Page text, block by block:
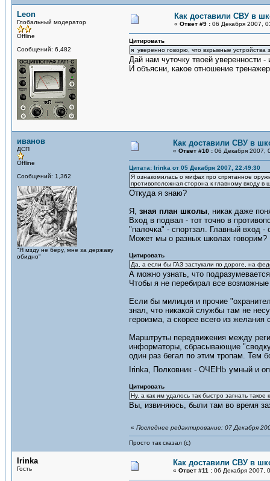
Leon
Глобальный модератор
Offline
Сообщений: 6,482
Как доставили СВУ в
« Ответ #9 : 06 Декабря 2007,
Цитировать
я уверенно говорю, что взрывные устройства
Дай нам чуточку твоей уверенности
И объясни, какое отношение
иванов
ДСП
Offline
Сообщений: 1,362
"Я мзду не беру, мне за державу
обидно"
Как доставили СВУ в
« Ответ #10 : 06 Декабря 2007,
Цитата: Irinka от 05 Декабря 2007, 22:49:30
Я ознакомилась о мифах про спрятанное
противоположная сторона к главному входу в
Откуда я знаю?
Я, зная план школы, никак даже
Вход в подвал - тот точно в
"палочка" - спортзал. Главный вход
Может мы о разных школах говорим?
Цитировать
Да, а если бы ГАЗ застукали по дороге, на
А можно узнать, что
Чтобы я не перебирал все
Если бы милиция и прочие
знал, что никакой службы там не
героизма, а скорее всего из
Марштруты передвижения между
информаторы, сбрасывающие
один раз бегал по этим тропам. Тем
Irinka, Полковник - ОЧЕНЬ умный и
Цитировать
Ну. а как им удалось так быстро загнать
Вы, извиняюсь, были там во время
« Последнее редактирование: 07 Декабря
Просто так сказал (с)
Irinka
Гость
Как доставили СВУ в
« Ответ #11 : 06 Декабря 2007,